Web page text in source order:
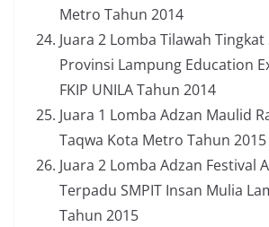
Metro Tahun 2014
Juara 2 Lomba Tilawah Tingkat
Provinsi Lampung Education
FKIP UNILA Tahun 2014
Juara 1 Lomba Adzan Maulid
Taqwa Kota Metro Tahun 2015
Juara 2 Lomba Adzan Festival
Terpadu SMPIT Insan Mulia
Tahun 2015